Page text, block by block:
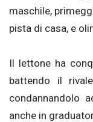
maschile,
pista di casa, e
Il lettone ha
battendo il
condannandolo
anche in